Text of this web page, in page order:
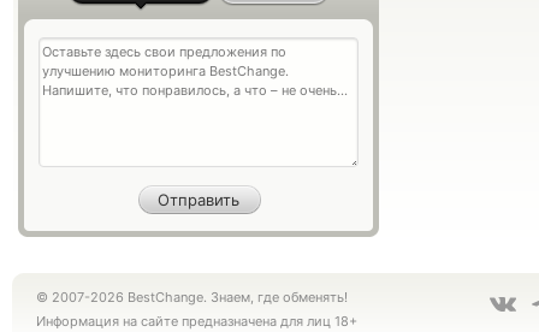
© 2007-2026 BestChange. Знаем, где обменять!
Информация на сайте предназначена для лиц 18+